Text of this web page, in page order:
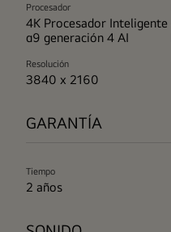
Procesador
4K Procesador Inteligente
α9 generación 4 AI
Resolución
3840 x 2160
GARANTÍA
Tiempo
2 años